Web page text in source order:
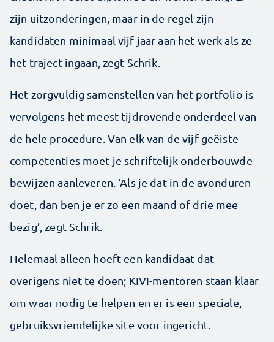
zijn uitzonderingen, maar in de regel zijn
kandidaten minimaal vijf jaar aan het werk als ze
het traject ingaan, zegt Schrik.
Het zorgvuldig samenstellen van het portfolio is
vervolgens het meest tijdrovende onderdeel van
de hele procedure. Van elk van de vijf geëiste
competenties moet je schriftelijk onderbouwde
bewijzen aanleveren. ‘Als je dat in de avonduren
doet, dan ben je er zo een maand of drie mee
bezig’, zegt Schrik.
Helemaal alleen hoeft een kandidaat dat
overigens niet te doen; KIVI-mentoren staan klaar
om waar nodig te helpen en er is een speciale,
gebruiksvriendelijke site voor ingericht.